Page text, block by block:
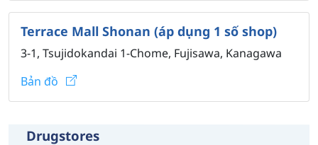
Terrace Mall Shonan (áp dụng 1 số shop)
3-1, Tsujidokandai 1-Chome, Fujisawa, Kanagawa
Bản đồ
Drugstores